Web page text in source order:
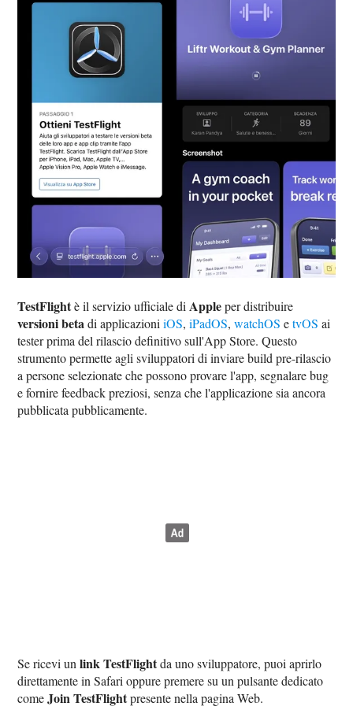
TestFlightè il servizio ufficiale di Appleper distribuire
versioni betadi applicazioniiOS,iPadOS,watchOS etvOS ai
tester prima del rilascio definitivo sull'App Store. Questo
strumento permette agli sviluppatori di inviare build pre-rilascio
a persone selezionate che possono provare l'app, segnalare bug
e fornire feedback preziosi, senza che l'applicazione sia ancora
pubblicata pubblicamente.
Se ricevi unlink TestFlightda uno sviluppatore, puoi aprirlo
direttamente in Safari oppure premere su un pulsante dedicato
comeJoin TestFlightpresente nella pagina Web.